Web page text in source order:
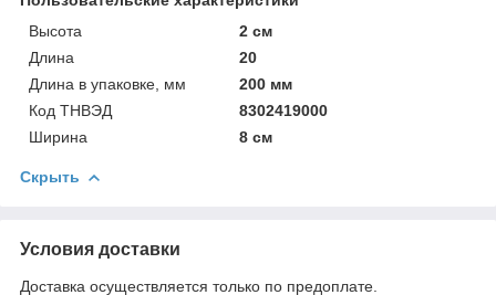
Высота
2 см
Длина
20
Длина в упаковке, мм
200 мм
Код ТНВЭД
8302419000
Ширина
8 см
Скрыть
Условия доставки
Доставка осуществляется только по предоплате.